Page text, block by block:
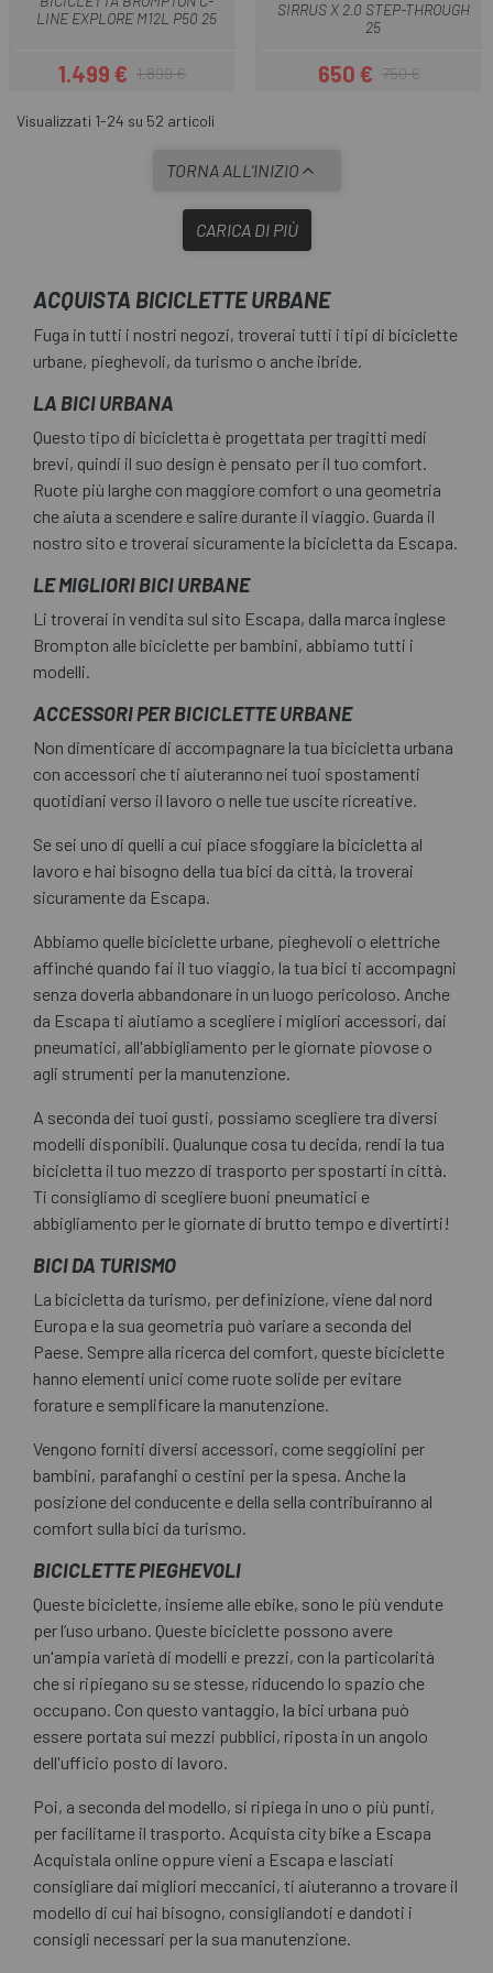
LINE EXPLORE M12L P50 25
Prezzo
1.499 €Prezzo base
1.899 €
SIRRUS X 2.0 STEP-THROUGH
25
Prezzo
650 €Prezzo base
750 €
Visualizzati 1-24 su 52 articoli
TORNA ALL'INIZIO
CARICA DI PIÙ
ACQUISTA BICICLETTE URBANE
Fuga in tutti i nostri negozi, troverai tutti i tipi di biciclette
urbane, pieghevoli, da turismo o anche ibride.
LA BICI URBANA
Questo tipo di bicicletta è progettata per tragitti medi
brevi, quindi il suo design è pensato per il tuo comfort.
Ruote più larghe con maggiore comfort o una geometria
che aiuta a scendere e salire durante il viaggio. Guarda il
nostro sito e troverai sicuramente la bicicletta da Escapa.
LE MIGLIORI BICI URBANE
Li troverai in vendita sul sito Escapa, dalla marca inglese
Brompton alle biciclette per bambini, abbiamo tutti i
modelli.
ACCESSORI PER BICICLETTE URBANE
Non dimenticare di accompagnare la tua bicicletta urbana
con accessori che ti aiuteranno nei tuoi spostamenti
quotidiani verso il lavoro o nelle tue uscite ricreative.
Se sei uno di quelli a cui piace sfoggiare la bicicletta al
lavoro e hai bisogno della tua bici da città, la troverai
sicuramente da Escapa.
Abbiamo quelle biciclette urbane, pieghevoli o elettriche
affinché quando fai il tuo viaggio, la tua bici ti accompagni
senza doverla abbandonare in un luogo pericoloso. Anche
da Escapa ti aiutiamo a scegliere i migliori accessori, dai
pneumatici, all'abbigliamento per le giornate piovose o
agli strumenti per la manutenzione.
A seconda dei tuoi gusti, possiamo scegliere tra diversi
modelli disponibili. Qualunque cosa tu decida, rendi la tua
bicicletta il tuo mezzo di trasporto per spostarti in città.
Ti consigliamo di scegliere buoni pneumatici e
abbigliamento per le giornate di brutto tempo e divertirti!
BICI DA TURISMO
La bicicletta da turismo, per definizione, viene dal nord
Europa e la sua geometria può variare a seconda del
Paese. Sempre alla ricerca del comfort, queste biciclette
hanno elementi unici come ruote solide per evitare
forature e semplificare la manutenzione.
Vengono forniti diversi accessori, come seggiolini per
bambini, parafanghi o cestini per la spesa. Anche la
posizione del conducente e della sella contribuiranno al
comfort sulla bici da turismo.
BICICLETTE PIEGHEVOLI
Queste biciclette, insieme alle ebike, sono le più vendute
per l’uso urbano. Queste biciclette possono avere
un'ampia varietà di modelli e prezzi, con la particolarità
che si ripiegano su se stesse, riducendo lo spazio che
occupano. Con questo vantaggio, la bici urbana può
essere portata sui mezzi pubblici, riposta in un angolo
dell'ufficio posto di lavoro.
Poi, a seconda del modello, si ripiega in uno o più punti,
per facilitarne il trasporto. Acquista city bike a Escapa
Acquistala online oppure vieni a Escapa e lasciati
consigliare dai migliori meccanici, ti aiuteranno a trovare il
modello di cui hai bisogno, consigliandoti e dandoti i
consigli necessari per la sua manutenzione.